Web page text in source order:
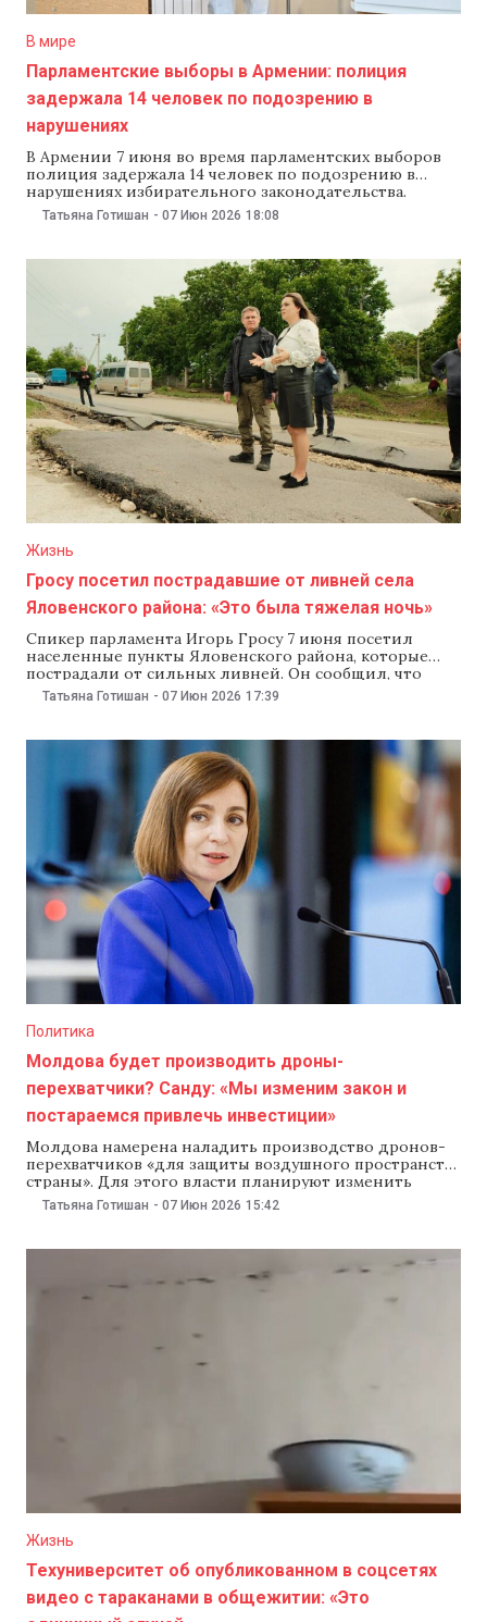
В мире
Парламентские выборы в Армении: полиция
задержала 14 человек по подозрению в
нарушениях
В Армении 7 июня во время парламентских выборов
полиция задержала 14 человек по подозрению в
нарушениях избирательного законодательства.
Армянские власти также фиксируют другие
Армении, на номер 112 и горячую линию 87-67
поступили 57 сигналов о нарушениях. Ведомство
Татьяна Готишан - 07 Июн 2026 18:08
Жизнь
Гросу посетил пострадавшие от ливней села
Яловенского района: «Это была тяжелая ночь»
Спикер парламента Игорь Гросу 7 июня посетил
населенные пункты Яловенского района, которые
пострадали от сильных ливней. Он сообщил, что
службы «продолжают устранять последствия
местных властей. Работы по устранению последствий
непогоды продолжаются и сейчас. (…) Благодарю всех,
кто работал
Татьяна Готишан - 07 Июн 2026 17:39
Политика
Молдова будет производить дроны-
перехватчики? Санду: «Мы изменим закон и
постараемся привлечь инвестиции»
Молдова намерена наладить производство дронов-
перехватчиков «для защиты воздушного пространства
страны». Для этого власти планируют изменить
законодательство, чтобы привлечь в оборонную
сферу частные компании и иностранных инвесторов.
подкасте Raport. По словам Санду, Молдове
«необходимо усилить систему противодействия
беспилотникам и средства радиоэлектронной
борьбы»,
Татьяна Готишан - 07 Июн 2026 15:42
Жизнь
Техуниверситет об опубликованном в соцсетях
видео с тараканами в общежитии: «Это